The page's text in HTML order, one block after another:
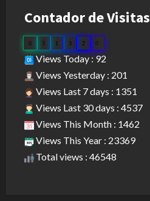
Contador de Visitas
3 1 3 2 0
Views Today : 92
Views Yesterday : 201
Views Last 7 days : 1351
Views Last 30 days : 4537
Views This Month : 1462
Views This Year : 23369
Total views : 46548